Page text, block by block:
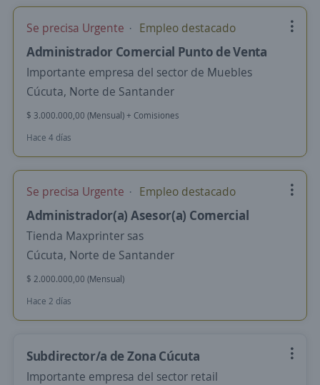
Se precisa Urgente Empleo destacado
Administrador Comercial Punto de Venta
Importante empresa del sector de Muebles
Cúcuta, Norte de Santander
$ 3.000.000,00 (Mensual) + Comisiones
Hace 4 días
Se precisa Urgente Empleo destacado
Administrador(a) Asesor(a) Comercial
Tienda Maxprinter sas
Cúcuta, Norte de Santander
$ 2.000.000,00 (Mensual)
Hace 2 días
Subdirector/a de Zona Cúcuta
Importante empresa del sector retail